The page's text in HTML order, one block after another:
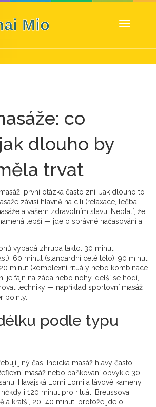
Zobrazit
co
dlouho by
trvat
první otázka často zní: Jak dlouho to
závisí hlavně na cíli (relaxace, léčba,
a vašem zdravotním stavu. Neplatí, že
lepší — jde o správné načasování a
vypadá zhruba takto: 30 minut
60 minut (standardní celé tělo), 90 minut
minut (komplexní rituály nebo kombinace
je fajn na záda nebo nohy, delší se hodí,
techniky — například sportovní masáž
pointy.
podle typu
jiný čas. Indická masáž hlavy často
masáž nebo baňkování obvykle 30–
Havajská Lomi Lomi a lávové kameny
i 120 minut pro rituál. Breussova
kratší, 20–40 minut, protože jde o